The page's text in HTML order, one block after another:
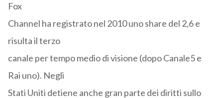
Fox
Channel ha registrato nel 2010 uno share del 2,6 e
risulta il terzo
canale per tempo medio di visione (dopo Canale5 e
Rai uno). Negli
Stati Uniti detiene anche gran parte dei diritti sullo